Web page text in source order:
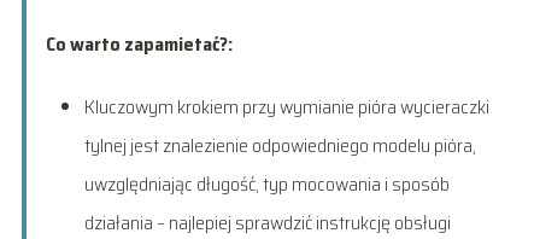
Co warto zapamietać?:
Kluczowym krokiem przy wymianie pióra wycieraczki
tylnej jest znalezienie odpowiedniego modelu pióra,
uwzględniając długość, typ mocowania i sposób
działania – najlepiej sprawdzić instrukcję obsługi